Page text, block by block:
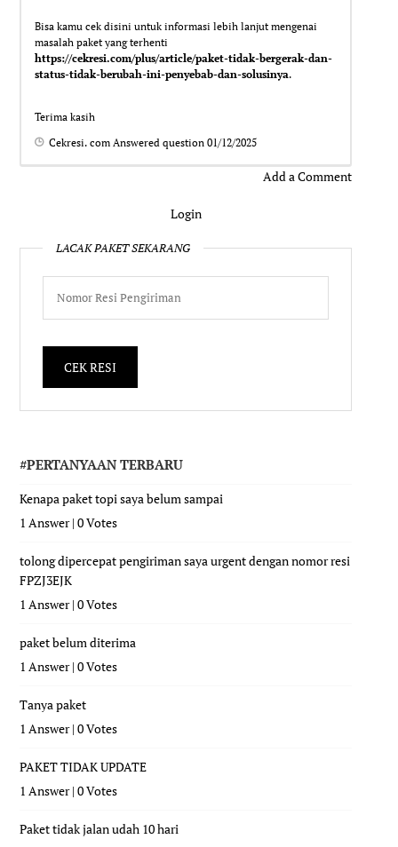
Bisa kamu cek disini untuk informasi lebih lanjut mengenai
masalah paket yang terhenti
https://cekresi.com/plus/article/paket-tidak-bergerak-dan-
status-tidak-berubah-ini-penyebab-dan-solusinya.
Terima kasih
Cekresi. com Answered question01/12/2025
Add a Comment
Login
LACAK PAKET SEKARANG
#PERTANYAAN TERBARU
Kenapa paket topi saya belum sampai
1 Answer|0 Votes
tolong dipercepat pengiriman saya urgent dengan nomor resi
FPZJ3EJK
1 Answer|0 Votes
paket belum diterima
1 Answer|0 Votes
Tanya paket
1 Answer|0 Votes
PAKET TIDAK UPDATE
1 Answer|0 Votes
Paket tidak jalan udah 10 hari